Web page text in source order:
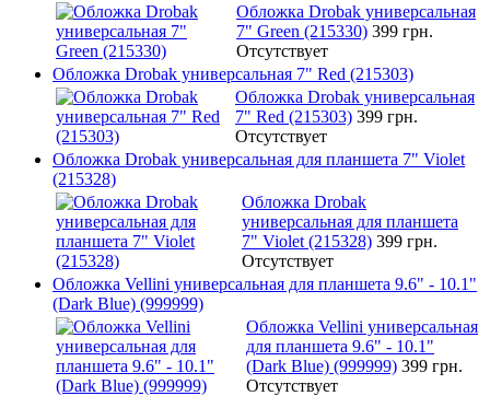
Обложка Drobak универсальная
7" Green (215330) 399 грн.
Отсутствует
Обложка Drobak универсальная 7" Red (215303)
Обложка Drobak универсальная
7" Red (215303) 399 грн.
Отсутствует
Обложка Drobak универсальная для планшета 7" Violet
(215328)
Обложка Drobak
универсальная для планшета
7" Violet (215328) 399 грн.
Отсутствует
Обложка Vellini универсальная для планшета 9.6" - 10.1"
(Dark Blue) (999999)
Обложка Vellini универсальная
для планшета 9.6" - 10.1"
(Dark Blue) (999999) 399 грн.
Отсутствует